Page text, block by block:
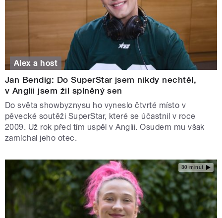
Alex a host
Jan Bendig: Do SuperStar jsem nikdy nechtěl,
v Anglii jsem žil splněný sen
Do světa showbyznysu ho vyneslo čtvrté místo v
pěvecké soutěži SuperStar, které se účastnil v roce
2009. Už rok před tím uspěl v Anglii. Osudem mu však
zamíchal jeho otec.
30 minut